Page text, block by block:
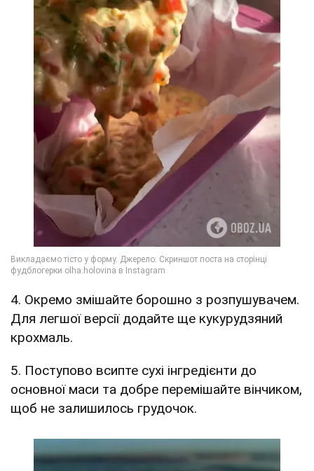
4. Окремо змішайте борошно з розпушувачем.
Для легшої версії додайте ще кукурудзяний
крохмаль.
5. Поступово всипте сухі інгредієнти до
основної маси та добре перемішайте вінчиком,
щоб не залишилось грудочок.